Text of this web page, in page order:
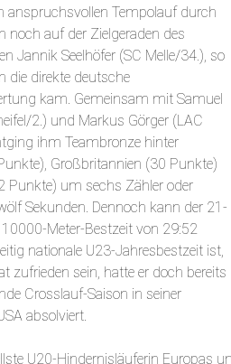
anspruchsvollen Tempolauf durch
noch auf der Zielgeraden des
Jannik Seelhöfer (SC Melle/34.), so
die direkte deutsche
kam. Gemeinsam mit Samuel
2.) und Markus Görger (LAC
ihm Teambronze hinter
Großbritannien (30 Punkte)
Punkte) um sechs Zähler oder
Sekunden. Dennoch kann der 21-
Meter-Bestzeit von 29:52
nationale U23-Jahresbestzeit ist,
zufrieden sein, hatte er doch bereits
Crosslauf-Saison in seiner
absolviert.
U20-Hindernisläuferin Europas